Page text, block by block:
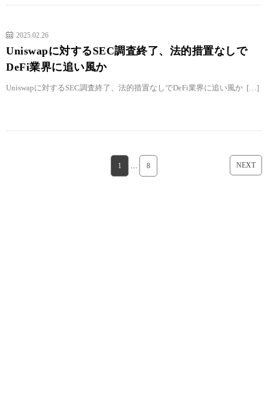
2025.02.26
Uniswapに対するSEC調査終了、法的措置なしで
DeFi業界に追い風か
Uniswapに対するSEC調査終了、法的措置なしでDeFi業界に追い風か […]
1 … 8 NEXT